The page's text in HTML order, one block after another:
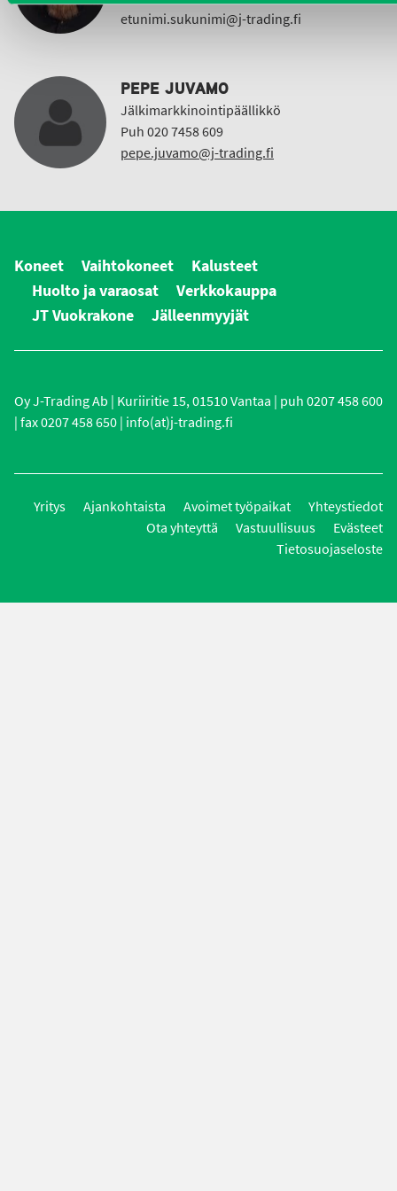
etunimi.sukunimi@j-trading.fi
PEPE JUVAMO
Jälkimarkkinointipäällikkö
Puh 020 7458 609
pepe.juvamo@j-trading.fi
Koneet Vaihtokoneet
Kalusteet
Huolto ja varaosat
Verkkokauppa
JT Vuokrakone
Jälleenmyyjät
Oy J-Trading Ab | Kuriiritie 15, 01510 Vantaa | puh 0207 458 600
| fax 0207 458 650 | info(at)j-trading.fi
Yritys Ajankohtaista Avoimet työpaikat
Yhteystiedot
Ota yhteyttä
Vastuullisuus
Evästeet
Tietosuojaseloste